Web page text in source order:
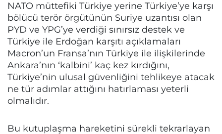
NATO müttefiki Türkiye yerine Türkiye’ye karşı
bölücü terör örgütünün Suriye uzantısı olan
PYD ve YPG’ye verdiği sınırsız destek ve
Türkiye ile Erdoğan karşıtı açıklamaları
Macron’un Fransa’nın Türkiye ile ilişkilerinde
Ankara’nın ‘kalbini’ kaç kez kırdığını,
Türkiye’nin ulusal güvenliğini tehlikeye atacak
ne tür adımlar attığını hatırlaması yeterli
olmalıdır.
Bu kutuplaşma hareketini sürekli tekrarlayan